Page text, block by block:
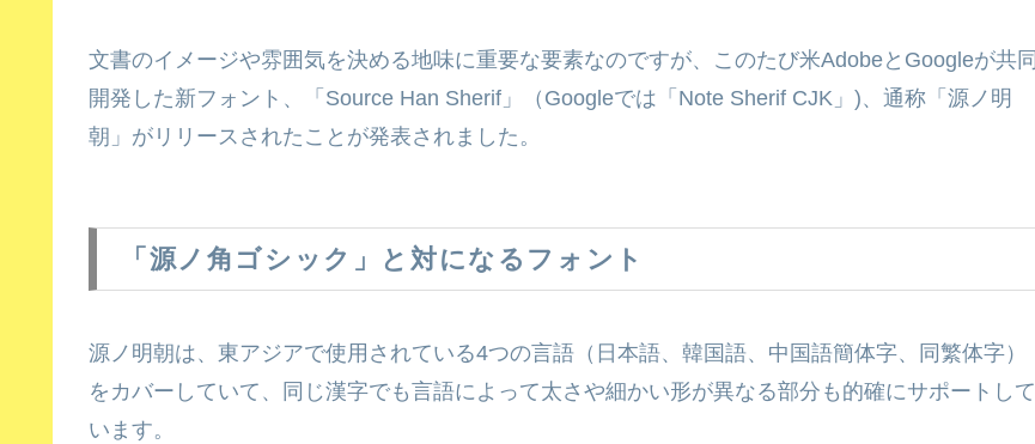
文書のイメージや雰囲気を決める地味に重要な要素なのですが、このたび米AdobeとGoogleが共同
開発した新フォント、「Source Han Sherif」（Googleでは「Note Sherif CJK」)、通称「源ノ明
朝」がリリースされたことが発表されました。
「源ノ角ゴシック」と対になるフォント
源ノ明朝は、東アジアで使用されている4つの言語（日本語、韓国語、中国語簡体字、同繁体字）
をカバーしていて、同じ漢字でも言語によって太さや細かい形が異なる部分も的確にサポートして
います。